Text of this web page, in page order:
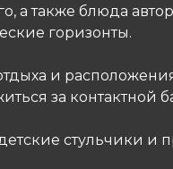
также блюда
горизонты.
и
за контактной
стульчики и